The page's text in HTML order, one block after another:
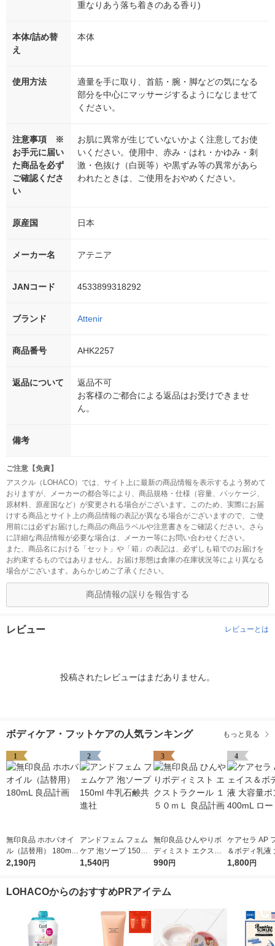
重なりあう落ち着きのある香り)
本体/詰め替
え
本体
使用方法
適量を手に取り、首筋・腕・脚などの気になる
部分を中心にマッサージするようになじませて
ください。
注意事項 ※
お手元に届い
た商品を必ず
ご確認くださ
い
お肌に異常が生じていないかよく注意してお使
いください。使用中、赤み・はれ・かゆみ・刺
激・色抜け（白斑等）や黒ずみ等の異常があら
われたときは、ご使用をおやめください。
原産国 日本
メーカー名 アテニア
JANコード 4533899318292
ブランド Attenir
商品番号 AHK2257
返品について
返品不可
お客様のご都合による返品はお受けできませ
ん。
備考
ご注意【免責】
アスクル（LOHACO）では、サイト上に最新の商品情報を表示するよう努めて
おりますが、メーカーの都合等により、商品規格・仕様（容量、パッケージ、
原材料、原産国など）が変更される場合がございます。このため、実際にお届
けする商品とサイト上の商品情報の表記が異なる場合がございますので、ご使
用前には必ずお届けした商品の商品ラベルや注意書きをご確認ください。さら
に詳細な商品情報が必要な場合は、メーカー等にお問い合わせください。
また、商品名における「セット」や「箱」の表記は、必ずしも箱でのお届けを
お約束するものではありません。お届け形態は倉庫の在庫状況等により異なる
場合がございます。あらかじめご了承ください。
商品情報の誤りを報告する
レビュー レビューとは
投稿されたレビューはまだありません。
ボディケア・フットケアの人気ランキング もっと見る
1
無印良品 ホホバオイ
ル（詰替用） 180mL
良品計画
2,190円
2
アンドフェム フェム
ケア 泡ソープ 150ml
牛乳石鹸共進社
1,540円
3
無印良品 ひんやりボ
ディミスト エクスト
ラクール １５０ｍＬ
990円
4
ケアセラ AP
＆ボディ乳液
ポンプ
1,800円
LOHACOからのおすすめPRアイテム